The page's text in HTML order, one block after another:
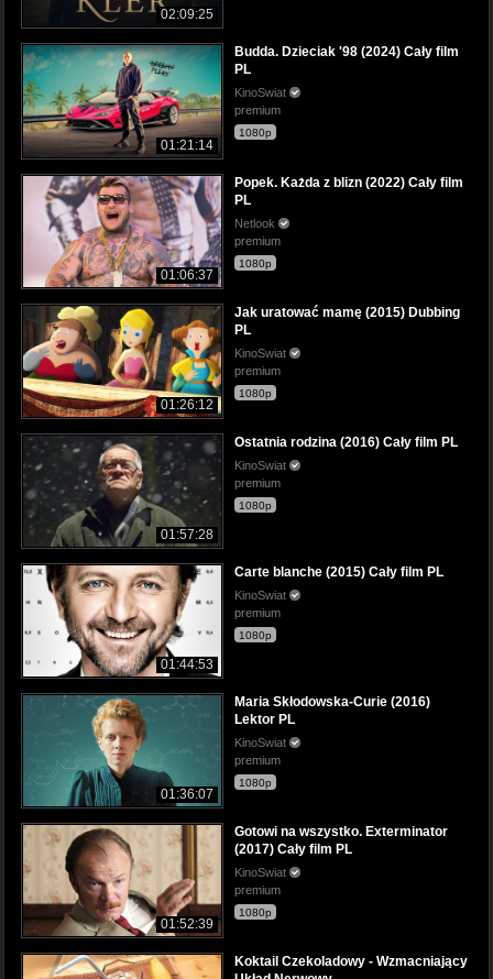
02:09:25
01:21:14
Budda. Dzieciak '98 (2024) Cały film
PL
KinoSwiat
premium
1080p
01:06:37
Popek. Każda z blizn (2022) Cały film
PL
Netlook
premium
1080p
01:26:12
Jak uratować mamę (2015) Dubbing
PL
KinoSwiat
premium
1080p
01:57:28
Ostatnia rodzina (2016) Cały film PL
KinoSwiat
premium
1080p
01:44:53
Carte blanche (2015) Cały film PL
KinoSwiat
premium
1080p
01:36:07
Maria Skłodowska-Curie (2016)
Lektor PL
KinoSwiat
premium
1080p
01:52:39
Gotowi na wszystko. Exterminator
(2017) Cały film PL
KinoSwiat
premium
1080p
Koktail Czekoladowy - Wzmacniający